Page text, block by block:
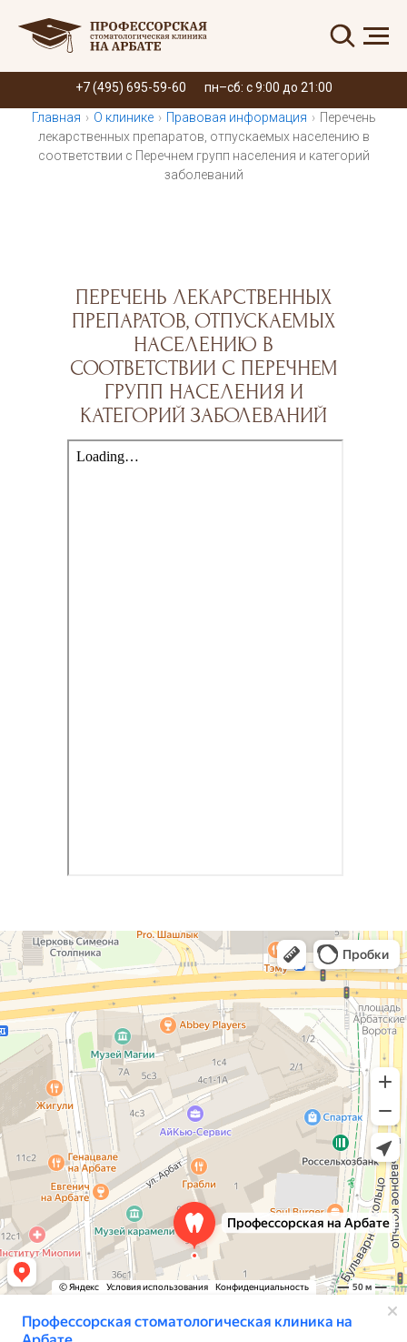
Запись онлайн
+7 (495) 695-59-60 пн–сб: с 9:00 до 21:00
Главная › О клинике › Правовая информация › Перечень
лекарственных препаратов, отпускаемых населению в
соответствии с Перечнем групп населения и категорий
заболеваний
ПЕРЕЧЕНЬ ЛЕКАРСТВЕННЫХ
ПРЕПАРАТОВ, ОТПУСКАЕМЫХ
НАСЕЛЕНИЮ В
СООТВЕТСТВИИ С ПЕРЕЧНЕМ
ГРУПП НАСЕЛЕНИЯ И
КАТЕГОРИЙ ЗАБОЛЕВАНИЙ
Профессорская авторская стоматология
Стоматологическая клиника в Москве
Детская стоматология в Москве